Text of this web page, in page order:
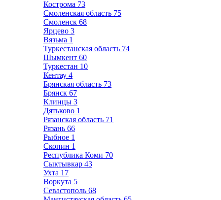
Кострома 73
Смоленская область 75
Смоленск 68
Ярцево 3
Вязьма 1
Туркестанская область 74
Шымкент 60
Туркестан 10
Кентау 4
Брянская область 73
Брянск 67
Клинцы 3
Дятьково 1
Рязанская область 71
Рязань 66
Рыбное 1
Скопин 1
Республика Коми 70
Сыктывкар 43
Ухта 17
Воркута 5
Севастополь 68